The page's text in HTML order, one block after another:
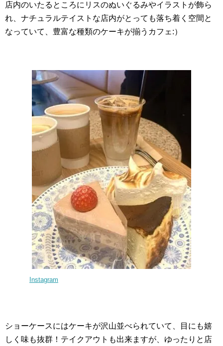
店内のいたるところにリスのぬいぐるみやイラストが飾ら
れ、ナチュラルテイストな店内がとっても落ち着く空間と
なっていて、豊富な種類のケーキが揃うカフェ:）
Instagram
ショーケースにはケーキが沢山並べられていて、目にも嬉
しく味も抜群！テイクアウトも出来ますが、ゆったりと店